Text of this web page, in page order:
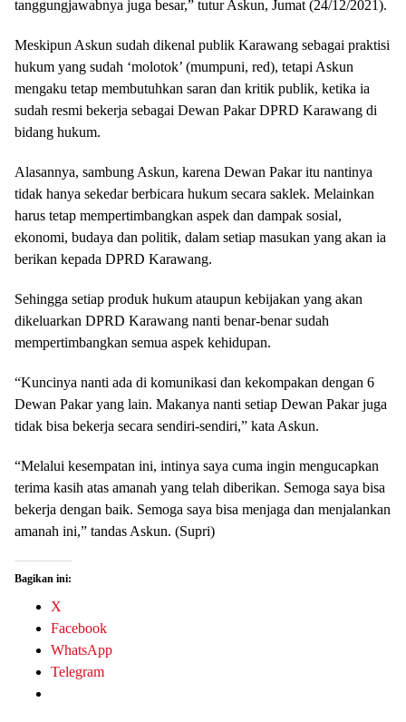
tanggungjawabnya juga besar,” tutur Askun, Jumat (24/12/2021).
Meskipun Askun sudah dikenal publik Karawang sebagai praktisi
hukum yang sudah ‘molotok’ (mumpuni, red), tetapi Askun
mengaku tetap membutuhkan saran dan kritik publik, ketika ia
sudah resmi bekerja sebagai Dewan Pakar DPRD Karawang di
bidang hukum.
Alasannya, sambung Askun, karena Dewan Pakar itu nantinya
tidak hanya sekedar berbicara hukum secara saklek. Melainkan
harus tetap mempertimbangkan aspek dan dampak sosial,
ekonomi, budaya dan politik, dalam setiap masukan yang akan ia
berikan kepada DPRD Karawang.
Sehingga setiap produk hukum ataupun kebijakan yang akan
dikeluarkan DPRD Karawang nanti benar-benar sudah
mempertimbangkan semua aspek kehidupan.
“Kuncinya nanti ada di komunikasi dan kekompakan dengan 6
Dewan Pakar yang lain. Makanya nanti setiap Dewan Pakar juga
tidak bisa bekerja secara sendiri-sendiri,” kata Askun.
“Melalui kesempatan ini, intinya saya cuma ingin mengucapkan
terima kasih atas amanah yang telah diberikan. Semoga saya bisa
bekerja dengan baik. Semoga saya bisa menjaga dan menjalankan
amanah ini,” tandas Askun. (Supri)
Bagikan ini:
X
Facebook
WhatsApp
Telegram